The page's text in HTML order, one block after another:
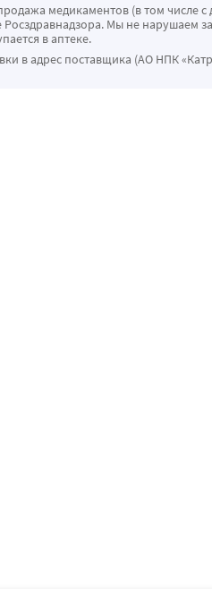
медикаментов (в том числе с
Мы не нарушаем
в аптеке.
в адрес поставщика (АО НПК